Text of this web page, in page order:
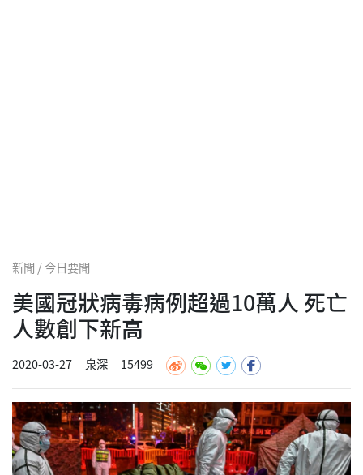
新聞 / 今日要聞
美國冠狀病毒病例超過10萬人 死亡
人數創下新高
2020-03-27 泉深 15499